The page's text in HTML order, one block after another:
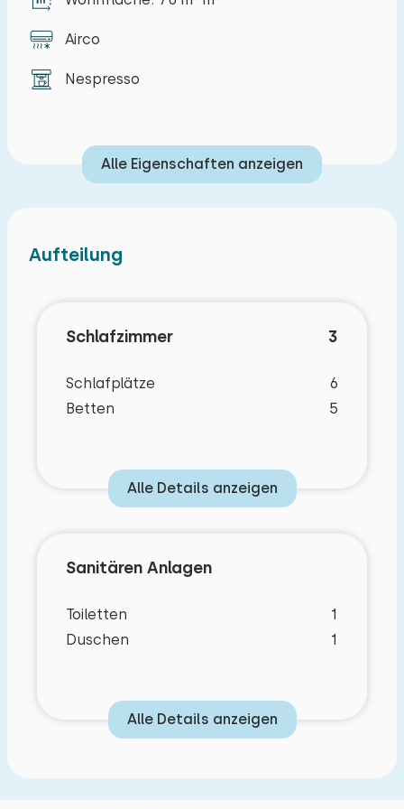
Airco
Nespresso
Alle Eigenschaften anzeigen
Aufteilung
Schlafzimmer 3
Schlafplätze
6
Betten
5
Alle Details anzeigen
Sanitären Anlagen
Toiletten
1
Duschen
1
Alle Details anzeigen